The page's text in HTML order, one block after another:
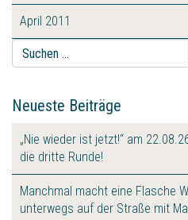
April 2011
Suche
nach:
Neueste Beiträge
„Nie wieder ist jetzt!“ am
die dritte Runde!
Manchmal macht eine Flasche
unterwegs auf der Straße mit